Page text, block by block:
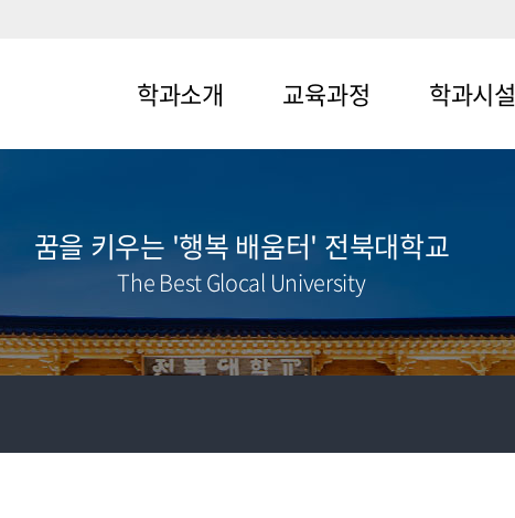
학과소개
메뉴1-2
교육과정
메뉴2-2
학과시설
메뉴3-2
꿈을 키우는 '행복 배움터' 전북대학교
The Best Glocal University